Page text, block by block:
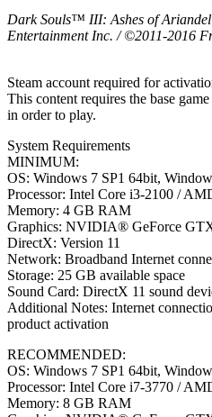
Dark Souls™ III: Ashes of
Entertainment Inc. / ©2011-2016
Steam account required for
This content requires the base
in order to play.
System Requirements
MINIMUM:
OS: Windows 7 SP1 64bit,
Processor: Intel Core i3-2100 /
Memory: 4 GB RAM
Graphics: NVIDIA® GeForce
DirectX: Version 11
Network: Broadband Internet
Storage: 25 GB available space
Sound Card: DirectX 11 sound
Additional Notes: Internet
product activation
RECOMMENDED:
OS: Windows 7 SP1 64bit,
Processor: Intel Core i7-3770 /
Memory: 8 GB RAM